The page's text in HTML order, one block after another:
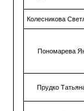
Колесникова
Пономарева
Прудко